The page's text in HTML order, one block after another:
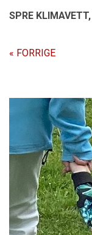
SPRE KLIMAVETT,
« FORRIGE